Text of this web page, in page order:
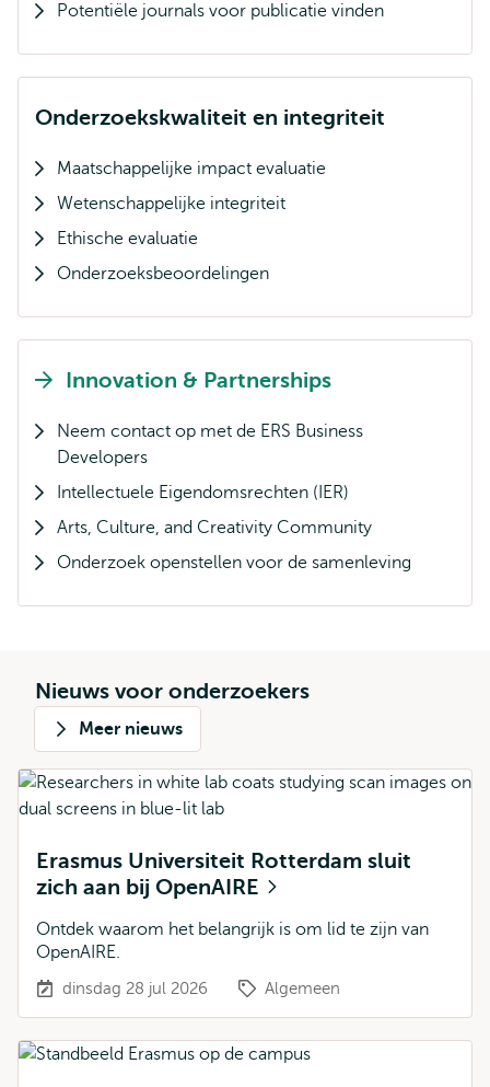
Potentiële journals voor publicatie vinden
Onderzoekskwaliteit en integriteit
Maatschappelijke impact evaluatie
Wetenschappelijke integriteit
Ethische evaluatie
Onderzoeksbeoordelingen
Innovation & Partnerships
Neem contact op met de ERS Business
Developers
Intellectuele Eigendomsrechten (IER)
Arts, Culture, and Creativity Community
Onderzoek openstellen voor de samenleving
Nieuws voor onderzoekers
Meer nieuws
Erasmus Universiteit Rotterdam sluit
zich aan bij OpenAIRE
Ontdek waarom het belangrijk is om lid te zijn van
OpenAIRE.
dinsdag 28 jul 2026 Algemeen